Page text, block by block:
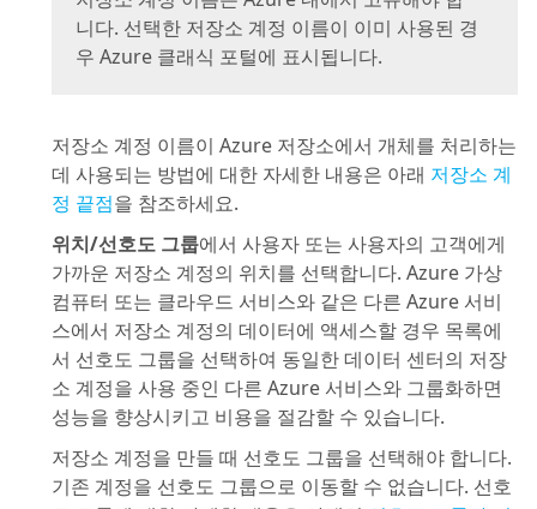
니다. 선택한 저장소 계정 이름이 이미 사용된 경
우 Azure 클래식 포털에 표시됩니다.
저장소 계정 이름이 Azure 저장소에서 개체를 처리하는
데 사용되는 방법에 대한 자세한 내용은 아래 저장소 계
정 끝점을 참조하세요.
위치/선호도 그룹에서 사용자 또는 사용자의 고객에게
가까운 저장소 계정의 위치를 선택합니다. Azure 가상
컴퓨터 또는 클라우드 서비스와 같은 다른 Azure 서비
스에서 저장소 계정의 데이터에 액세스할 경우 목록에
서 선호도 그룹을 선택하여 동일한 데이터 센터의 저장
소 계정을 사용 중인 다른 Azure 서비스와 그룹화하면
성능을 향상시키고 비용을 절감할 수 있습니다.
저장소 계정을 만들 때 선호도 그룹을 선택해야 합니다.
기존 계정을 선호도 그룹으로 이동할 수 없습니다. 선호